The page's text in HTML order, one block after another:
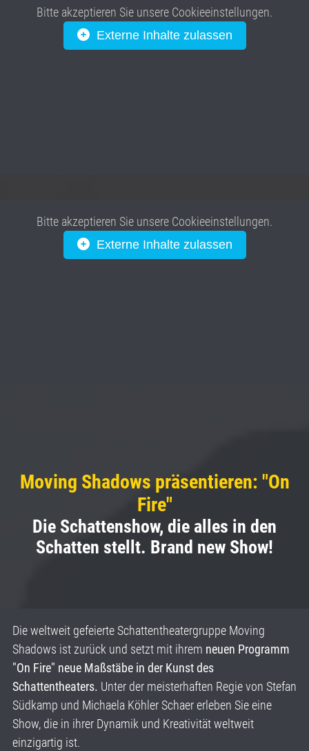
Bitte akzeptieren Sie unsere Cookieeinstellungen.
Externe Inhalte zulassen
Bitte akzeptieren Sie unsere Cookieeinstellungen.
Externe Inhalte zulassen
Moving Shadows präsentieren: "On
Fire"
Die Schattenshow, die alles in den
Schatten stellt. Brand new Show!
Die weltweit gefeierte Schattentheatergruppe Moving
Shadows ist zurück und setzt mit ihrem neuen Programm
"On Fire" neue Maßstäbe in der Kunst des
Schattentheaters. Unter der meisterhaften Regie von Stefan
Südkamp und Michaela Köhler Schaer erleben Sie eine
Show, die in ihrer Dynamik und Kreativität weltweit
einzigartig ist.